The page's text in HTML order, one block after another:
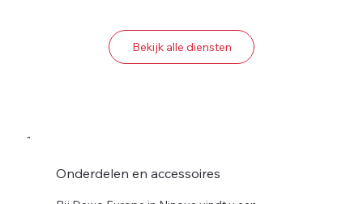
Bekijk alle diensten
Onderdelen en accessoires